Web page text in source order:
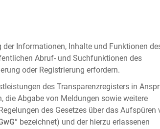
Informationen, Inhalte und Funktionen
Abruf- und Suchfunktionen des
oder Registrierung erfordern.
des Transparenzregisters in
die Abgabe von Meldungen sowie weitere
des Gesetzes über das Aufspüren
“ bezeichnet) und der hierzu erlassenen